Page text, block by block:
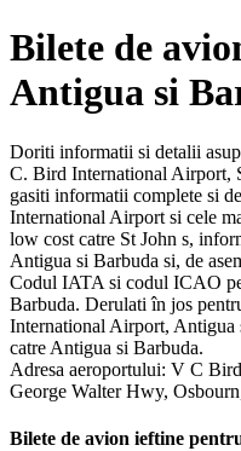
Bilete de
Antigua si
Doriti informatii si detalii
C. Bird International Airport,
gasiti informatii complete si
International Airport si cele
low cost catre St John s,
Antigua si Barbuda si, de
Codul IATA si codul ICAO
Barbuda. Derulati în jos
International Airport,
catre Antigua si Barbuda.
Adresa aeroportului: V C
George Walter Hwy,
Bilete de avion ieftine